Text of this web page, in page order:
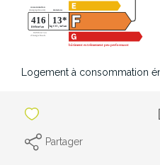
Logement à consommation
Partager